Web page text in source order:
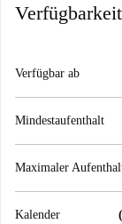
Verfügbar ab
Mindestaufenthalt
Maximaler
Kalender